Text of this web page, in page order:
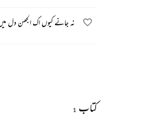
نہ جانے کیوں اک الجھن دل
کتاب 1